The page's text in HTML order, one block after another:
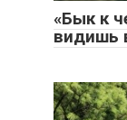
«Бык к
видишь